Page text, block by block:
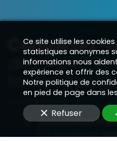
Contactez-
dès
toutes vos
Association
177 boulevard
Ce site utilise les
statistiques anonymes
informations nous
expérience et offrir des
Notre politique de
en pied de page dans
Refuser